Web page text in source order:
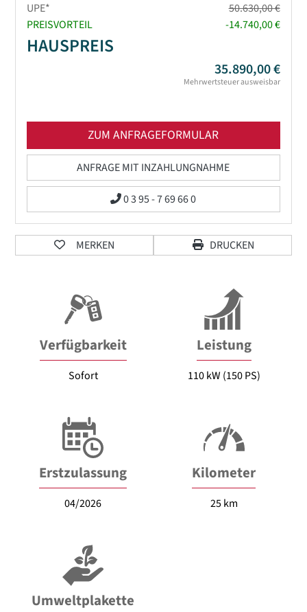
UPE*
50.630,00 €
PREISVORTEIL
-14.740,00 €
HAUSPREIS
35.890,00 €
Mehrwertsteuer ausweisbar
ZUM ANFRAGEFORMULAR
ANFRAGE MIT INZAHLUNGNAHME
0 3 95 - 7 69 66 0
MERKEN DRUCKEN
Verfügbarkeit
Sofort
Leistung
110 kW (150 PS)
Erstzulassung
04/2026
Kilometer
25 km
Umweltplakette